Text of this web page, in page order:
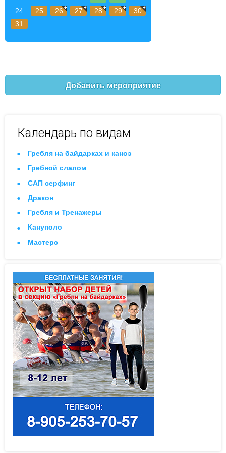
24
25 26 27 28 29
30
31
Добавить мероприятие
Календарь по видам
Гребля на байдарках и каноэ
Гребной слалом
САП серфинг
Дракон
Гребля и Тренажеры
Кануполо
Мастерс